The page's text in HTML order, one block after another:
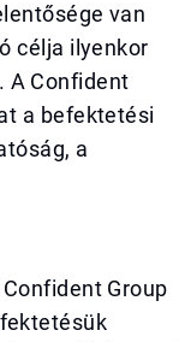
van
célja ilyenkor
A Confident
a befektetési
a
Group